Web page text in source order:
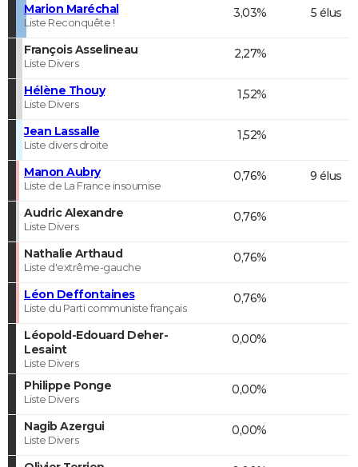
Marion Maréchal
Liste Reconquête !
3,03% 5 élus
François Asselineau
Liste Divers
2,27%
Hélène Thouy
Liste Divers
1,52%
Jean Lassalle
Liste divers droite
1,52%
Manon Aubry
Liste de La France insoumise
0,76% 9 élus
Audric Alexandre
Liste Divers
0,76%
Nathalie Arthaud
Liste d'extrême-gauche
0,76%
Léon Deffontaines
Liste du Parti communiste français
0,76%
Léopold-Edouard Deher-
Lesaint
Liste Divers
0,00%
Philippe Ponge
Liste Divers
0,00%
Nagib Azergui
Liste Divers
0,00%